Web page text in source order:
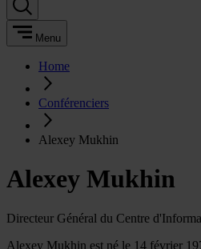
Menu
Home
Conférenciers
Alexey Mukhin
Alexey Mukhin
Directeur Général du Centre
Alexey Mukhin est né le 14 février